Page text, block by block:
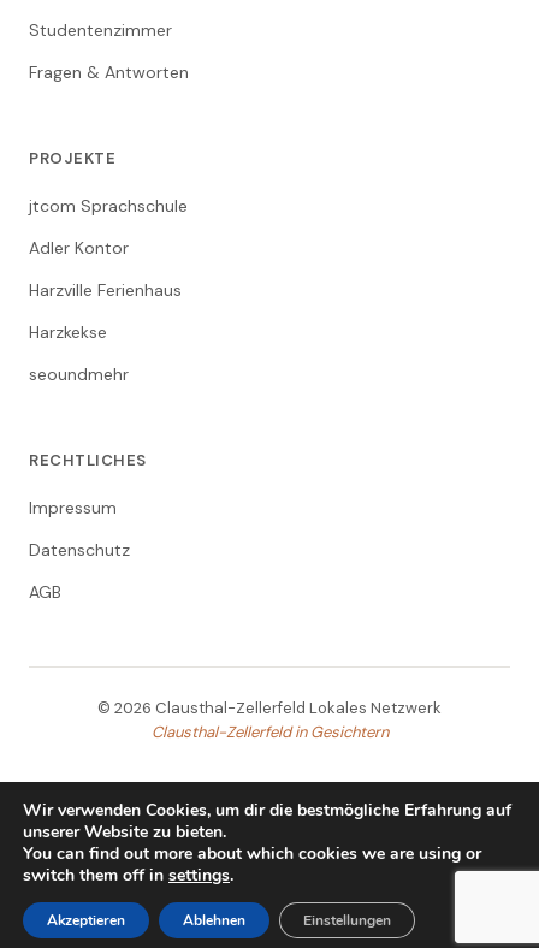
Studentenzimmer
Fragen & Antworten
PROJEKTE
jtcom Sprachschule
Adler Kontor
Harzville Ferienhaus
Harzkekse
seoundmehr
RECHTLICHES
Impressum
Datenschutz
AGB
© 2026 Clausthal-Zellerfeld Lokales Netzwerk
Clausthal-Zellerfeld in Gesichtern
Wir verwenden Cookies, um dir die bestmögliche Erfahrung auf
unserer Website zu bieten.
You can find out more about which cookies we are using or
switch them off in settings.
Akzeptieren Ablehnen Einstellungen